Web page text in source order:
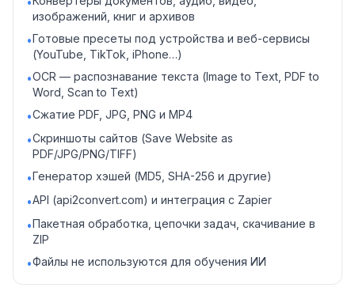
изображений, книг и архивов
•Готовые пресеты под устройства и веб-сервисы
(YouTube, TikTok, iPhone…)
•OCR — распознавание текста (Image to Text, PDF to
Word, Scan to Text)
•Сжатие PDF, JPG, PNG и MP4
•Скриншоты сайтов (Save Website as
PDF/JPG/PNG/TIFF)
•Генератор хэшей (MD5, SHA-256 и другие)
•API (api2convert.com) и интеграция с Zapier
•Пакетная обработка, цепочки задач, скачивание в
ZIP
•Файлы не используются для обучения ИИ